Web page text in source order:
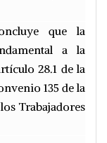
que la
a la
28.1 de la
135 de la
Trabajadores